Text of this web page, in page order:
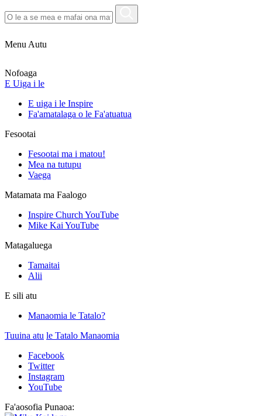
Menu Autu
Nofoaga
E Uiga i le
E uiga i le Inspire
Fa'amatalaga o le Fa'atuatua
Fesootai
Fesootai ma i matou!
Mea na tutupu
Vaega
Matamata ma Faalogo
Inspire Church YouTube
Mike Kai YouTube
Matagaluega
Tamaitai
Alii
E sili atu
Manaomia le Tatalo?
Tuuina atu le Tatalo Manaomia
Facebook
Twitter
Instagram
YouTube
Fa'aosofia Punaoa: